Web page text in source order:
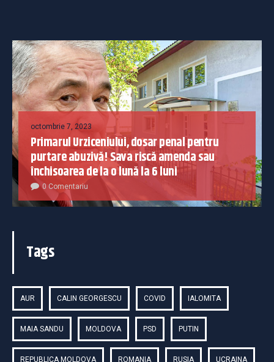
octombrie 7, 2023
Primarul Urziceniului, dosar penal pentru
purtare abuzivă! Sava riscă amenda sau
închisoarea de la o lună la 6 luni
0 Comentariu
Tags
AUR CALIN GEORGESCU COVID IALOMITA
MAIA SANDU MOLDOVA PSD PUTIN
REPUBLICA MOLDOVA ROMANIA RUSIA UCRAINA